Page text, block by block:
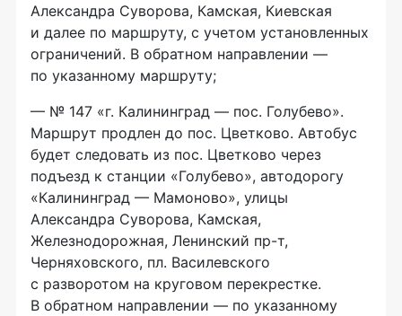
Александра Суворова, Камская, Киевская
и далее по маршруту, с учетом установленных
ограничений. В обратном направлении —
по указанному маршруту;
— № 147 «г. Калининград — пос. Голубево».
Маршрут продлен до пос. Цветково. Автобус
будет следовать из пос. Цветково через
подъезд к станции «Голубево», автодорогу
«Калининград — Мамоново», улицы
Александра Суворова, Камская,
Железнодорожная, Ленинский пр-т,
Черняховского, пл. Василевского
с разворотом на круговом перекрестке.
В обратном направлении — по указанному